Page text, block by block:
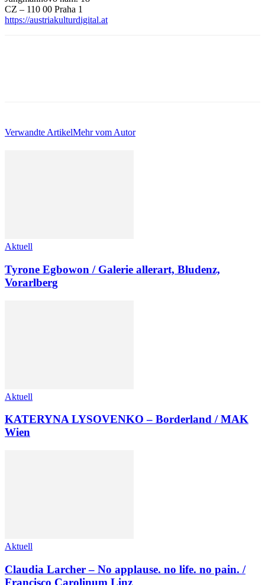
CZ – 110 00 Praha 1
https://austriakulturdigital.at
Verwandte ArtikelMehr vom Autor
Aktuell
Tyrone Egbowon / Galerie allerart, Bludenz,
Vorarlberg
Aktuell
KATERYNA LYSOVENKO – Borderland / MAK
Wien
Aktuell
Claudia Larcher – No applause. no life. no pain. /
Francisco Carolinum Linz